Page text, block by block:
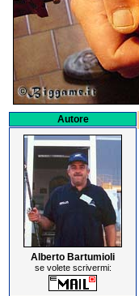
Autore
Alberto Bartumioli
se volete scrivermi: